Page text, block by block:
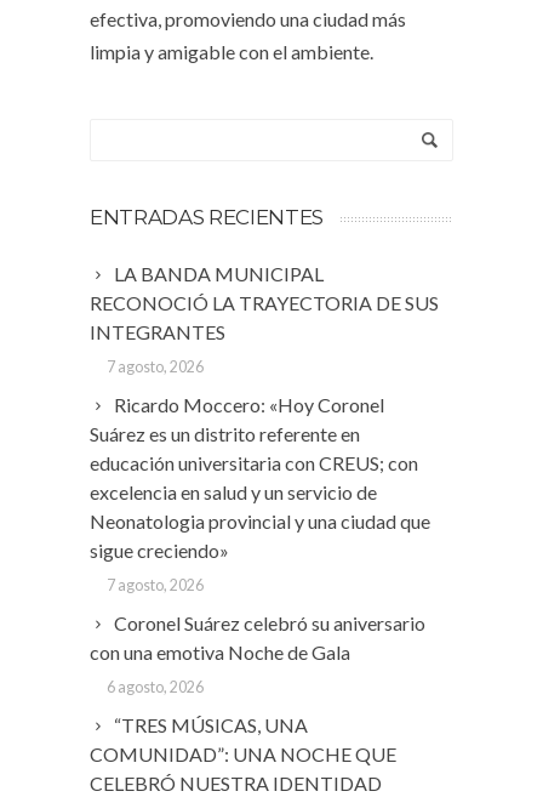
efectiva, promoviendo una ciudad más
limpia y amigable con el ambiente.
ENTRADAS RECIENTES
LA BANDA MUNICIPAL
RECONOCIÓ LA TRAYECTORIA DE SUS
INTEGRANTES
7 agosto, 2026
Ricardo Moccero: «Hoy Coronel
Suárez es un distrito referente en
educación universitaria con CREUS; con
excelencia en salud y un servicio de
Neonatologia provincial y una ciudad que
sigue creciendo»
7 agosto, 2026
Coronel Suárez celebró su aniversario
con una emotiva Noche de Gala
6 agosto, 2026
“TRES MÚSICAS, UNA
COMUNIDAD”: UNA NOCHE QUE
CELEBRÓ NUESTRA IDENTIDAD